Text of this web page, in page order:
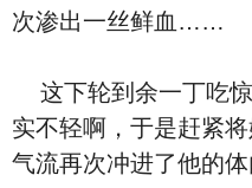
次渗出一丝鲜血……
这下轮到余一丁吃
实不轻啊，于是赶紧
气流再次冲进了他的